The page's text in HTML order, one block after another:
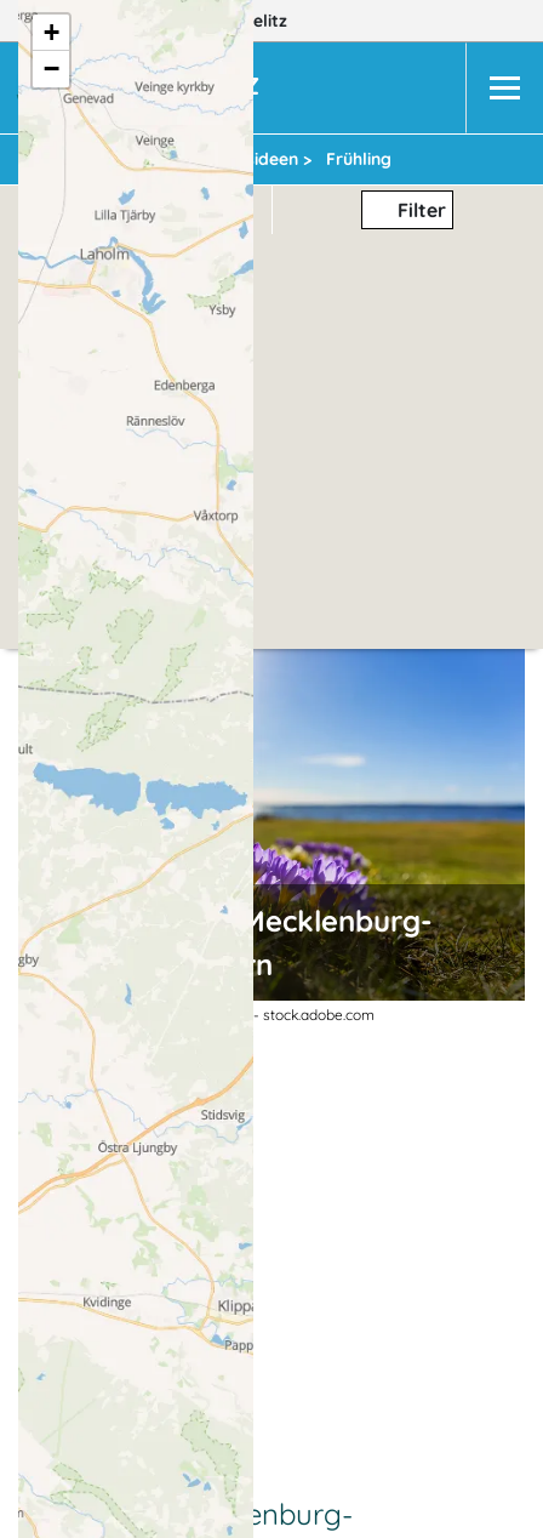
Dein Reiseziel: Neustrelitz
NEUSTRELITZ
Urlaubsideen > Frühling
Thema Filter
Frühling in Mecklenburg-
Vorpommern
Krokusse am See | © Pink Badger - stock.adobe.com
Frühling in Mecklenburg-
+
−